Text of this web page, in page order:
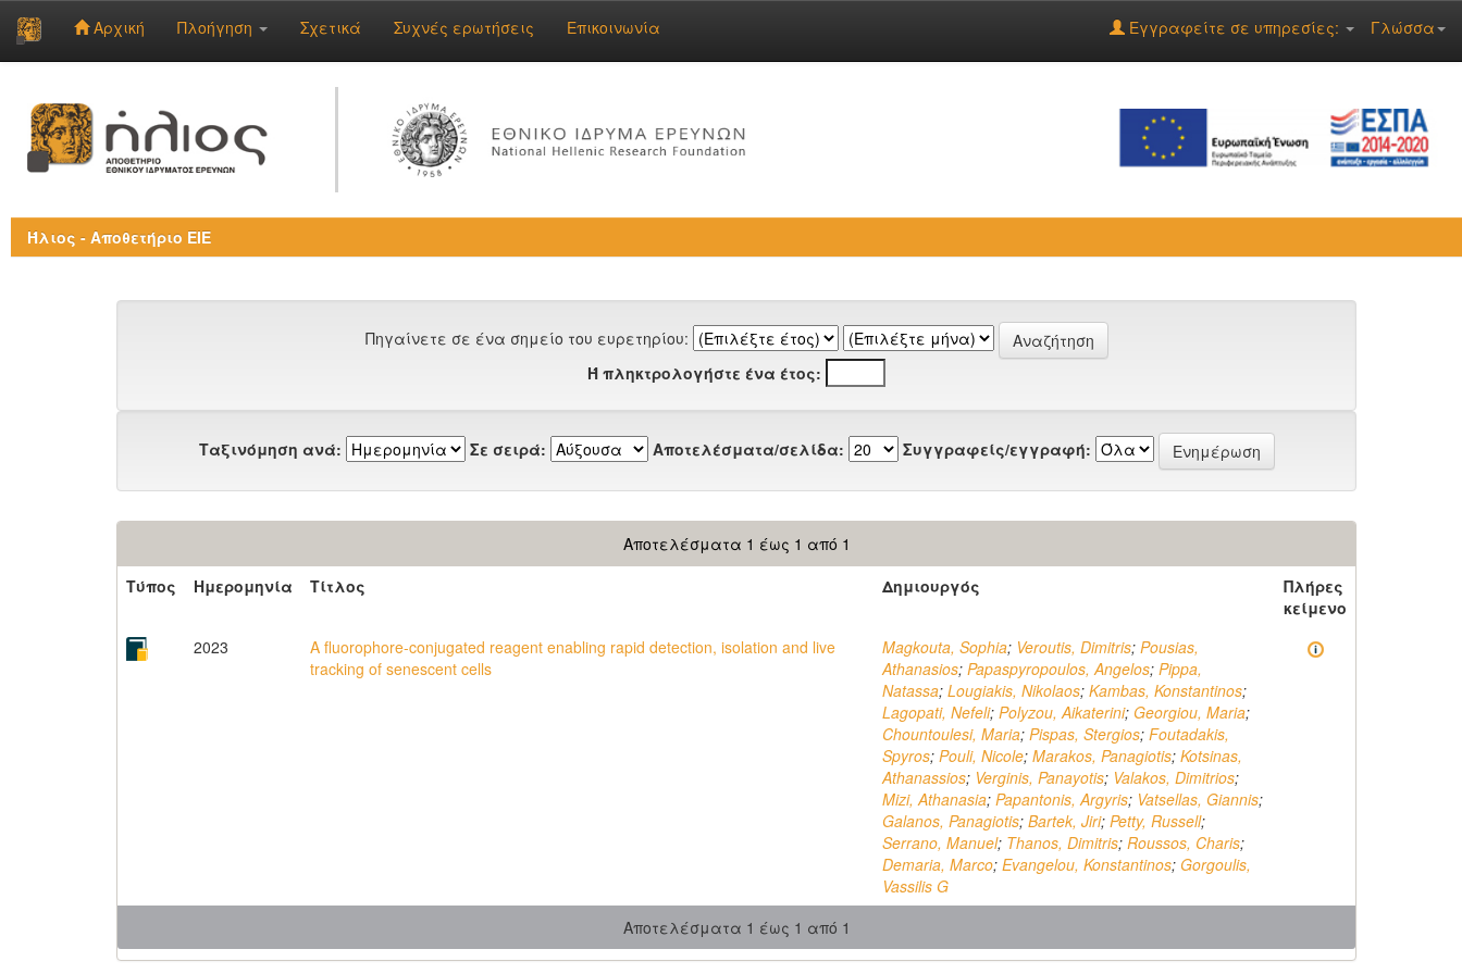
navigation
Αρχική Πλοήγηση Σχετικά Συχνές ερωτήσεις Επικοινωνία Γλώσσα
Εγγραφείτε σε υπηρεσίες:
Ήλιος - Αποθετήριο ΕΙΕ
Πηγαίνετε σε ένα σημείο του ευρετηρίου:
Ή πληκτρολογήστε ένα έτος:
Ταξινόμηση ανά: Σε σειρά: Αποτελέσματα/σελίδα: Συγγραφείς/εγγραφή:
Αποτελέσματα 1 έως 1 από 1
Τύπος
Ημερομηνία Τίτλος Δημιουργός
Πλήρες
κείμενο
2023
A fluorophore-conjugated reagent enabling rapid detection, isolation and live
tracking of senescent cells
Magkouta, Sophia; Veroutis, Dimitris; Pousias,
Athanasios; Papaspyropoulos, Angelos; Pippa,
Natassa; Lougiakis, Nikolaos; Kambas, Konstantinos;
Lagopati, Nefeli; Polyzou, Aikaterini; Georgiou, Maria;
Chountoulesi, Maria; Pispas, Stergios; Foutadakis,
Spyros; Pouli, Nicole; Marakos, Panagiotis; Kotsinas,
Athanassios; Verginis, Panayotis; Valakos, Dimitrios;
Mizi, Athanasia; Papantonis, Argyris; Vatsellas, Giannis;
Galanos, Panagiotis; Bartek, Jiri; Petty, Russell;
Serrano, Manuel; Thanos, Dimitris; Roussos, Charis;
Demaria, Marco; Evangelou, Konstantinos; Gorgoulis,
Vassilis G
Αποτελέσματα 1 έως 1 από 1